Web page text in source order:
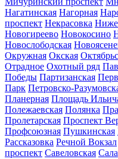
Нагатинская Нагорная
проспект Некрасовка
Новогиреево Новокосино
Новослободская
Окружная Окская
Отрадное Охотный ряд
Победы Партизанская
Парк Петровско-
Планерная Площадь
Полежаевская Полянка
Пролетарская Проспект
Профсоюзная Пушкинская
Рассказовка Речной Вокзал
проспект Савеловская